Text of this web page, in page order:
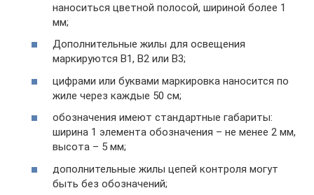
наноситься цветной полосой, шириной более 1
мм;
Дополнительные жилы для освещения
маркируются В1, В2 или В3;
цифрами или буквами маркировка наносится по
жиле через каждые 50 см;
обозначения имеют стандартные габариты:
ширина 1 элемента обозначения – не менее 2 мм,
высота – 5 мм;
дополнительные жилы цепей контроля могут
быть без обозначений;